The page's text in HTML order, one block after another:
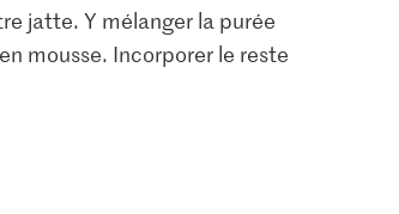
jatte. Y mélanger la purée
mousse. Incorporer le reste